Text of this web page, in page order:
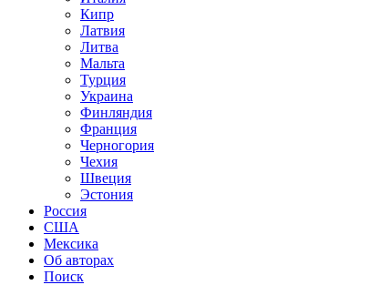
Кипр
Латвия
Литва
Мальта
Турция
Украина
Финляндия
Франция
Черногория
Чехия
Швеция
Эстония
Россия
США
Мексика
Об авторах
Поиск